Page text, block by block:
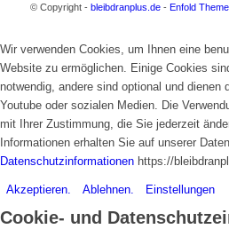
© Copyright - bleibdranplus.de- Enfold
Wir verwenden Cookies, um Ihnen eine
Website zu ermöglichen. Einige Cookies
notwendig, andere sind optional und dienen
Youtube oder sozialen Medien. Die
mit Ihrer Zustimmung, die Sie jederzeit
Informationen erhalten Sie auf unserer
Datenschutzinformationen https://
Akzeptieren. Ablehnen. Einstellungen
Cookie- und